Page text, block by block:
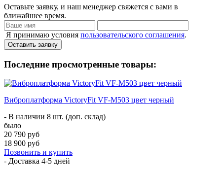
Оставьте заявку, и наш менеджер свяжется с вами в
ближайшее время.
Я принимаю условия пользовательского соглашения.
Оставить заявку
Последние просмотренные товары:
Виброплатформа VictoryFit VF-M503 цвет черный
- В наличии 8 шт. (доп. склад)
было
20 790 руб
18 900 руб
Позвонить и купить
- Доставка 4-5 дней